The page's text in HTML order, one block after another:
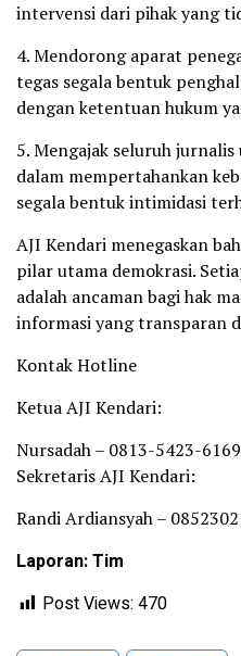
intervensi dari pihak yang
4. Mendorong aparat
tegas segala bentuk
dengan ketentuan hukum
5. Mengajak seluruh
dalam mempertahankan
segala bentuk intimidasi
AJI Kendari menegaskan
pilar utama demokrasi.
adalah ancaman bagi hak
informasi yang transparan
Kontak Hotline
Ketua AJI Kendari:
Nursadah – 0813-5423-6169
Sekretaris AJI Kendari:
Randi Ardiansyah –
Laporan: Tim
Post Views: 470